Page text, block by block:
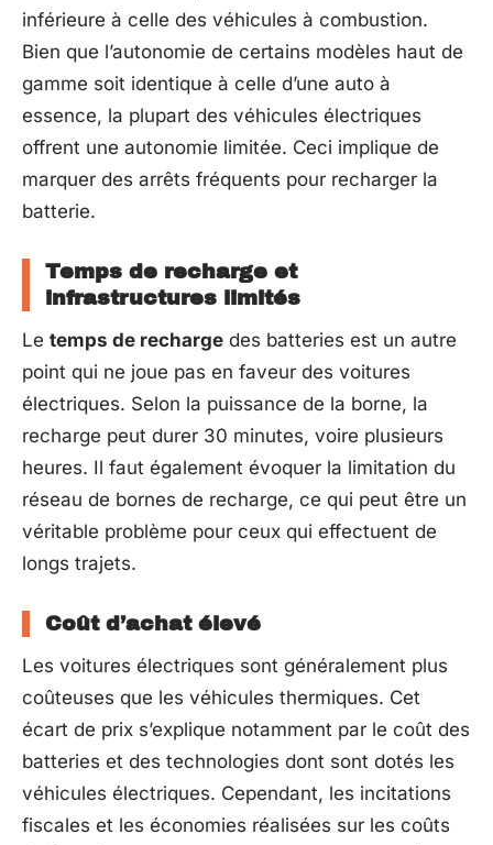
inférieure à celle des véhicules à combustion.
Bien que l’autonomie de certains modèles haut de
gamme soit identique à celle d’une auto à
essence, la plupart des véhicules électriques
offrent une autonomie limitée. Ceci implique de
marquer des arrêts fréquents pour recharger la
batterie.
Temps de recharge et
infrastructures limités
Le temps de recharge des batteries est un autre
point qui ne joue pas en faveur des voitures
électriques. Selon la puissance de la borne, la
recharge peut durer 30 minutes, voire plusieurs
heures. Il faut également évoquer la limitation du
réseau de bornes de recharge, ce qui peut être un
véritable problème pour ceux qui effectuent de
longs trajets.
Coût d’achat élevé
Les voitures électriques sont généralement plus
coûteuses que les véhicules thermiques. Cet
écart de prix s’explique notamment par le coût des
batteries et des technologies dont sont dotés les
véhicules électriques. Cependant, les incitations
fiscales et les économies réalisées sur les coûts